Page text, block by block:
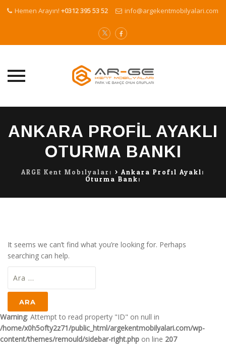
Hemen Arayın! +0312 395 53 52 info@argekentmobilyalari.com
content
ANKARA PROFIL AYAKLI
OTURMA BANKI
ARGE Kent Mobilyaları > Ankara Profil Ayaklı
Oturma Bankı
It seems we can’t find what you’re looking for. Perhaps
searching can help.
Warning: Attempt to read property "ID" on null in
/home/x0h5ofty2z71/public_html/argekentmobilyalari.com/wp-
content/themes/remould/sidebar-right.php on line 207